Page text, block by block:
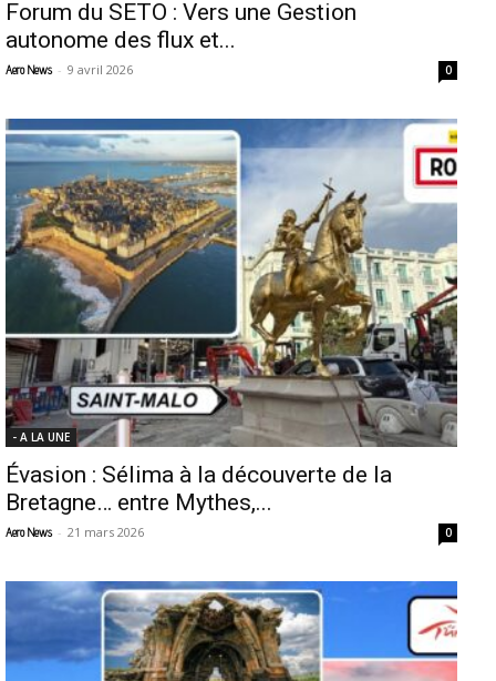
Forum du SETO : Vers une Gestion
autonome des flux et...
Aero News - 9 avril 2026 0
- A LA UNE
Évasion : Sélima à la découverte de la
Bretagne… entre Mythes,...
Aero News - 21 mars 2026 0